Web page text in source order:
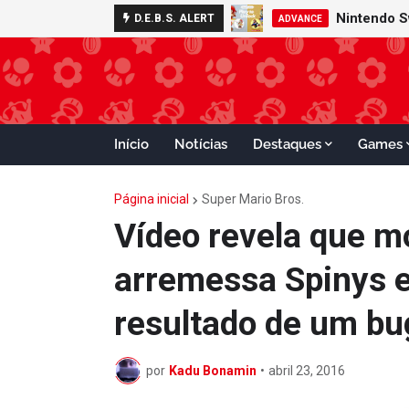
D.E.B.S. ALERT ADVANCE Nintendo
Início Notícias Destaques Games
Página inicial Super Mario Bros.
Vídeo revela que
arremessa Spinys
resultado de um
por Kadu Bonamin • abril 23, 2016